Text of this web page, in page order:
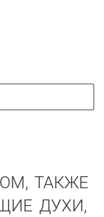
ТАКЖЕ
ДУХИ,